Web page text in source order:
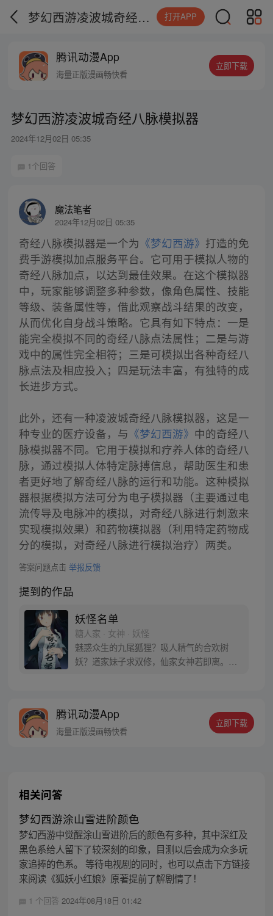
梦幻西游凌波城奇经八脉模拟器 打开APP
腾讯动漫App
海量正版漫画畅快看
立即下载
梦幻西游凌波城奇经八脉模拟器
2024年12月02日 05:35
1个回答
魔法笔者
2024年12月02日 05:35
奇经八脉模拟器是一个为 《梦幻西游》 打造的免
费手游模拟加点服务平台。它可用于模拟人物的
奇经八脉加点，以达到最佳效果。在这个模拟器
中，玩家能够调整多种参数，像角色属性、技能
等级、装备属性等，借此观察战斗结果的改变，
从而优化自身战斗策略。它具有如下特点：一是
能完全模拟不同的奇经八脉点法属性；二是与游
戏中的属性完全相符；三是可模拟出各种奇经八
脉点法及相应投入；四是玩法丰富，有独特的成
长进步方式。
此外，还有一种凌波城奇经八脉模拟器，这是一
种专业的医疗设备，与 《梦幻西游》 中的奇经八
脉模拟器不同。它用于模拟和疗养人体的奇经八
脉，通过模拟人体特定脉搏信息，帮助医生和患
者更好地了解奇经八脉的运行和功能。这种模拟
器根据模拟方法可分为电子模拟器（主要通过电
流传导及电脉冲的模拟，对奇经八脉进行刺激来
实现模拟效果）和药物模拟器（利用特定药物成
分的模拟，对奇经八脉进行模拟治疗）两类。
答案问题点击 举报反馈
提到的作品
妖怪名单
糖人家 · 女神 · 妖怪
魅惑众生的九尾狐狸？吸人精气的合欢树
妖？道家妹子求双修，仙家女神若即离。游
群：9206702，595274283，713425461，
377844535。欢迎进群讨论~
腾讯动漫App
海量正版漫画畅快看
立即下载
相关问答
梦幻西游涂山雪进阶颜色
梦幻西游中觉醒涂山雪进阶后的颜色有多种，其中深红及
黑色系给人留下了较深刻的印象，目测以后会成为众多玩
家追捧的色系。 等待电视剧的同时，也可以点击下方链接
来阅读《狐妖小红娘》原著提前了解剧情了！
1 个回答 2024年08月18日 01:42